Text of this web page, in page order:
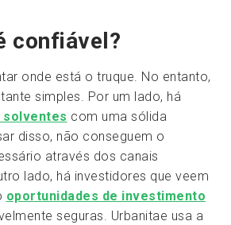
confiável?
onde está o truque. No entanto,
simples. Por um lado, há
com uma sólida
disso, não conseguem o
através dos canais
lado, há investidores que veem
oportunidades de investimento
seguras. Urbanitae usa a